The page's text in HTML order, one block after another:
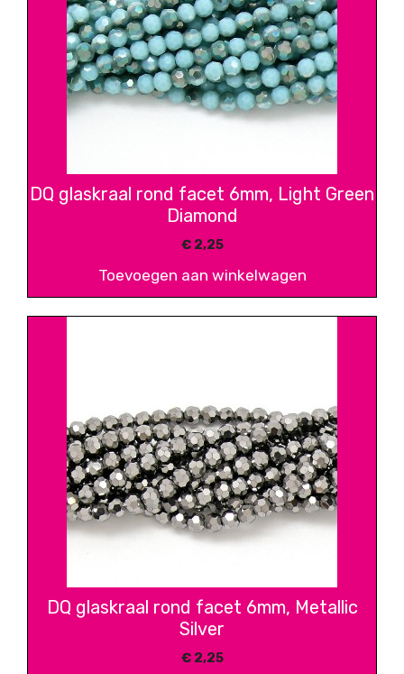
DQ glaskraal rond facet 6mm, Light Green
Diamond
€2,25
Toevoegen aan winkelwagen
DQ glaskraal rond facet 6mm, Metallic
Silver
€2,25